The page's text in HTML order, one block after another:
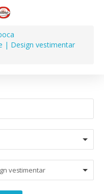
| Design vestimentar
vestimentar